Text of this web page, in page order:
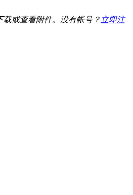
载或查看附件。没有帐号？ 立即注